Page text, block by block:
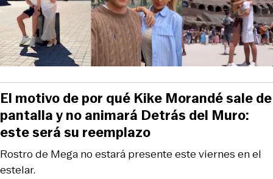
Rostro de Mega no estará presente este viernes en el
estelar.
El motivo de por qué Kike Morandé sale de
pantalla y no animará Detrás del Muro:
este será su reemplazo